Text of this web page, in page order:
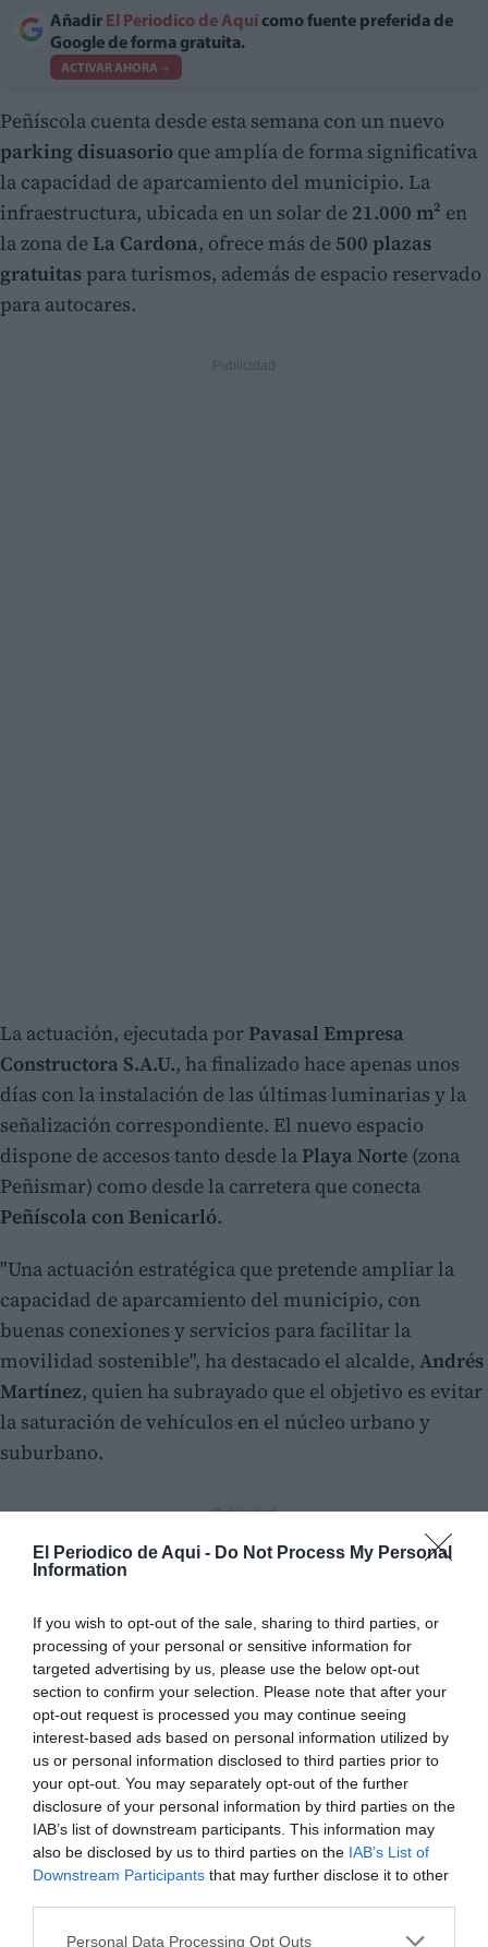
El Periodico de Aqui - Do Not Process My Personal
Information
If you wish to opt-out of the sale, sharing to third parties, or
processing of your personal or sensitive information for
targeted advertising by us, please use the below opt-out
section to confirm your selection. Please note that after your
opt-out request is processed you may continue seeing
interest-based ads based on personal information utilized by
us or personal information disclosed to third parties prior to
your opt-out. You may separately opt-out of the further
disclosure of your personal information by third parties on the
IAB’s list of downstream participants. This information may
also be disclosed by us to third parties on the IAB’s List of
Downstream Participants that may further disclose it to other
Personal Data Processing Opt Outs
Añadir El Periodico de Aquí como fuente preferida de
Google de forma gratuita.
ACTIVAR AHORA
Peñíscola cuenta desde esta semana con un nuevo
parking disuasorio que amplía de forma significativa
la capacidad de aparcamiento del municipio. La
infraestructura, ubicada en un solar de 21.000 m² en
la zona de La Cardona, ofrece más de 500 plazas
gratuitas para turismos, además de espacio reservado
para autocares.
La actuación, ejecutada por Pavasal Empresa
Constructora S.A.U., ha finalizado hace apenas unos
días con la instalación de las últimas luminarias y la
señalización correspondiente. El nuevo espacio
dispone de accesos tanto desde la Playa Norte (zona
Peñismar) como desde la carretera que conecta
Peñíscola con Benicarló.
"Una actuación estratégica que pretende ampliar la
capacidad de aparcamiento del municipio, con
buenas conexiones y servicios para facilitar la
movilidad sostenible", ha destacado el alcalde, Andrés
Martínez, quien ha subrayado que el objetivo es evitar
la saturación de vehículos en el núcleo urbano y
suburbano.